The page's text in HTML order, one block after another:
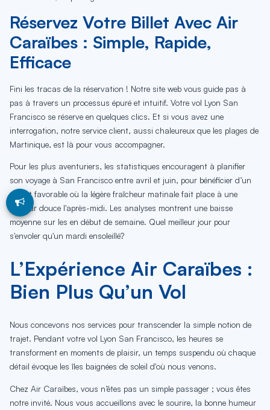
Réservez Votre Billet Avec Air
Caraïbes : Simple, Rapide,
Efficace
Fini les tracas de la réservation ! Notre site web vous guide pas à
pas à travers un processus épuré et intuitif. Votre vol Lyon San
Francisco se réserve en quelques clics. Et si vous avez une
interrogation, notre service client, aussi chaleureux que les plages de
Martinique, est là pour vous accompagner.
Pour les plus aventuriers, les statistiques encouragent à planifier
son voyage à San Francisco entre avril et juin, pour bénéficier d’un
climat favorable où la légère fraîcheur matinale fait place à une
chaleur douce l'après-midi. Les analyses montrent une baisse
moyenne sur les en début de semaine. Quel meilleur jour pour
s'envoler qu'un mardi ensoleillé?
L’Expérience Air Caraïbes :
Bien Plus Qu’un Vol
Nous concevons nos services pour transcender la simple notion de
trajet. Pendant votre vol Lyon San Francisco, les heures se
transforment en moments de plaisir, un temps suspendu où chaque
détail évoque les îles baignées de soleil d'où nous venons.
Chez Air Caraïbes, vous n’êtes pas un simple passager ; vous êtes
notre invité. Nous vous accueillons avec le sourire, la bonne humeur